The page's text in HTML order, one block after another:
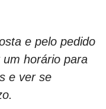
e pelo pedido
horário para
e ver se